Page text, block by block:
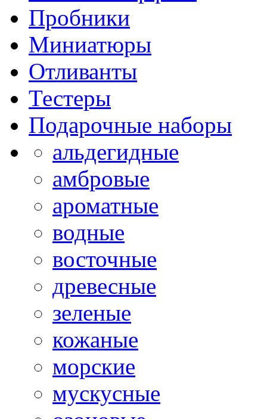
Пробники
Миниатюры
Отливанты
Тестеры
Подарочные наборы
альдегидные
амбровые
ароматные
водные
восточные
древесные
зеленые
кожаные
морские
мускусные